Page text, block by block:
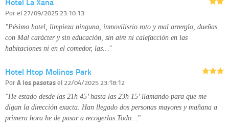
Información complementaria:
Porel 27/09/2025 23:10:13
"Pésimo hotel, limpieza ninguna, inmovilisrio roto y mal arrerglo, dueñas
con Mal carácter y sin educación, sin aire ni calefacción en las
habitaciones ni en el comedor, las…"
Hotel Htop Molinos Park
PorA los pasotasel 22/04/2025 23:18:12
"He estado desde las 21h 45’ hasta las 23h 15’ llamando para que me
digan la dirección exacta. Han llegado dos personas mayores y mañana a
primera hora he de pasar a recogerlas.Todo…"